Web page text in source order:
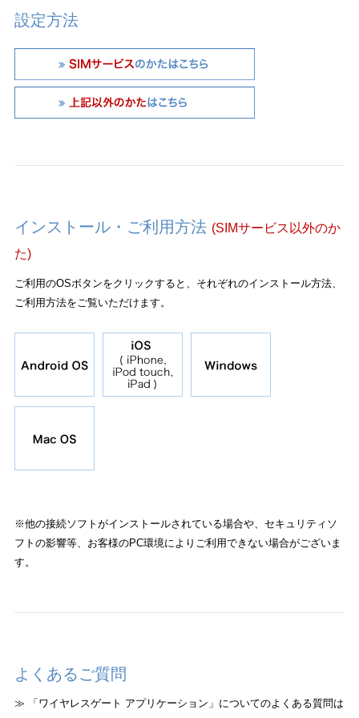
設定方法
インストール・ご利用方法 (SIMサービス以外のか
た)
ご利用のOSボタンをクリックすると、それぞれのインストール方法、
ご利用方法をご覧いただけます。
※他の接続ソフトがインストールされている場合や、セキュリティソ
フトの影響等、お客様のPC環境によりご利用できない場合がございま
す。
よくあるご質問
≫ 「ワイヤレスゲート アプリケーション」についてのよくある質問は